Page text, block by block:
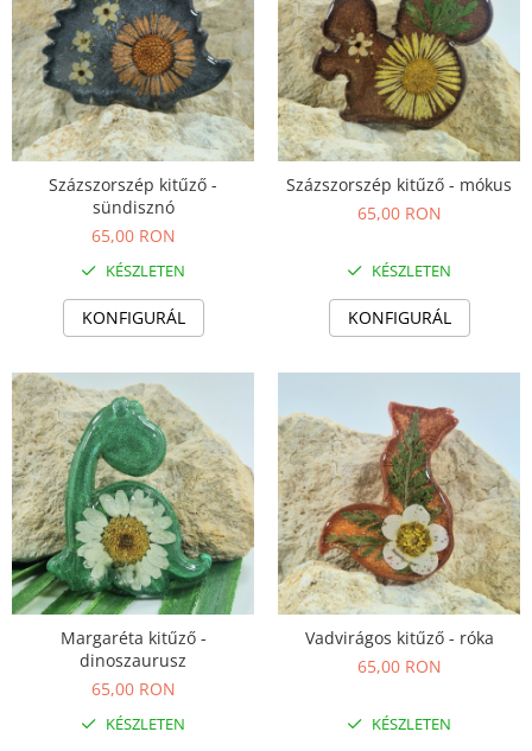
Százszorszép kitűző -
sündisznó
65,00 RON
KÉSZLETEN
KONFIGURÁL
Százszorszép kitűző - mókus
65,00 RON
KÉSZLETEN
KONFIGURÁL
Margaréta kitűző -
dinoszaurusz
65,00 RON
KÉSZLETEN
Vadvirágos kitűző - róka
65,00 RON
KÉSZLETEN